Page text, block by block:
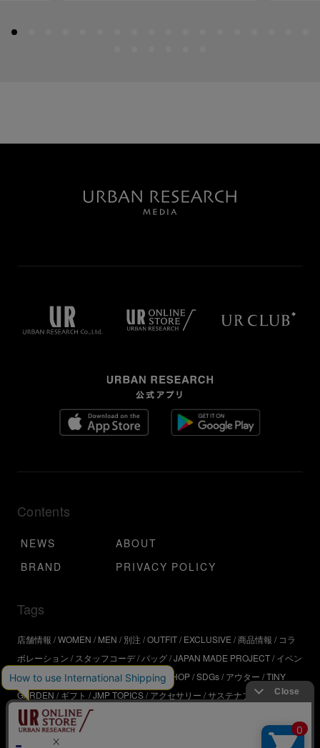
Contents
NEWS
ABOUT
BRAND
PRIVACY POLICY
Tags
店舗情報 WOMEN MEN 別注 OUTFIT EXCLUSIVE 商品情報
コラ
ボレーション
スタッフコーデ バッグ JAPAN MADE PROJECT イベン
ト アウトドア インタビュー WORKSHOP SDGs アウター TINY
GARDEN
ギフト JMP TOPICS アクセサリー サステナブル
UR
SDGs
ジュエリー
ア URBS